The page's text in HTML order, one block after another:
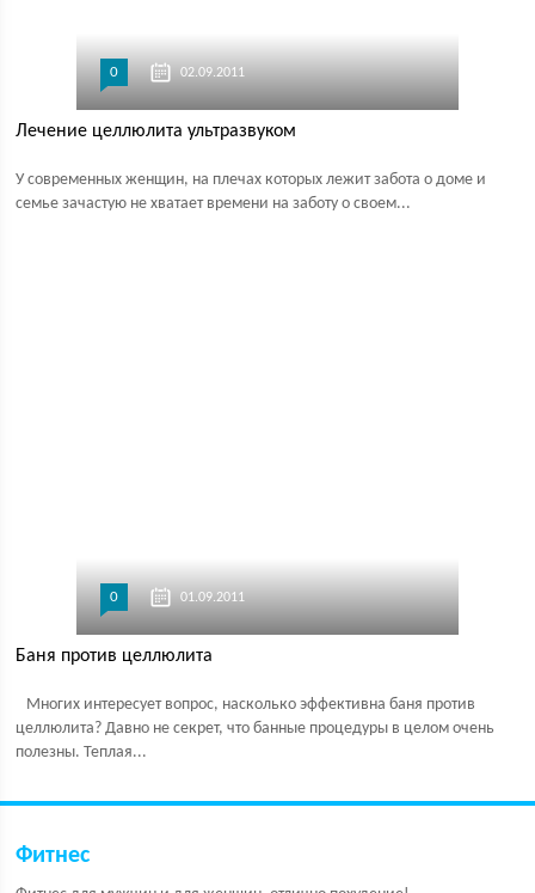
0 02.09.2011
Лечение целлюлита ультразвуком
У современных женщин, на плечах которых лежит забота о доме и
семье зачастую не хватает времени на заботу о своем...
0 01.09.2011
Баня против целлюлита
Многих интересует вопрос, насколько эффективна баня против
целлюлита? Давно не секрет, что банные процедуры в целом очень
полезны. Теплая...
Фитнес